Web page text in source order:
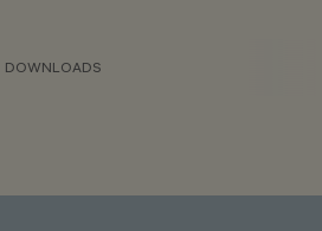
DOWNLOADS